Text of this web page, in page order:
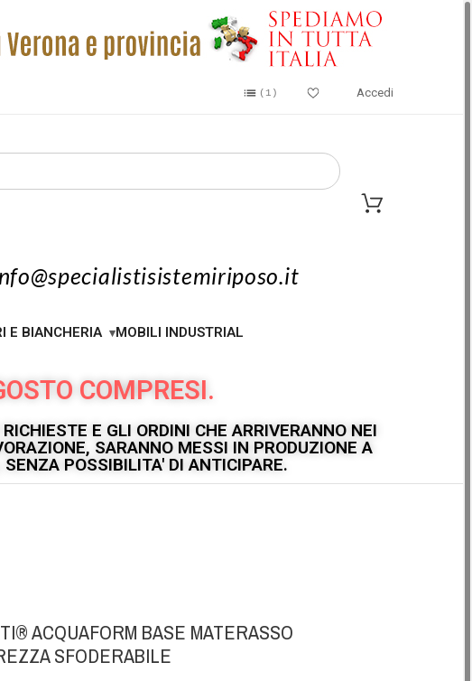
1 Accedi
E BIANCHERIA MOBILI INDUSTRIAL
COMPRESI.
E GLI ORDINI CHE ARRIVERANNO NEI
SARANNO MESSI IN PRODUZIONE A
POSSIBILITA' DI ANTICIPARE.
ACQUAFORM BASE MATERASSO
SFODERABILE